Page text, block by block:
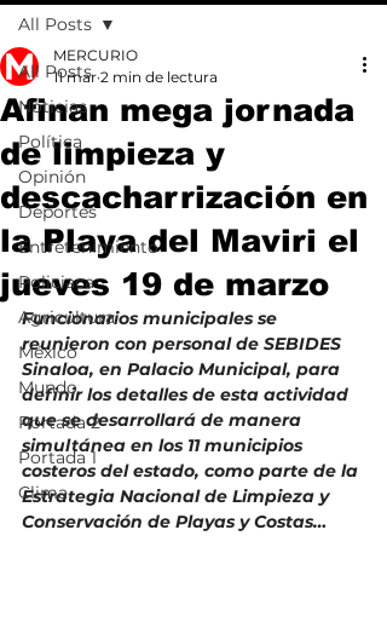
All Posts
Noticias
Política
Opinión
Deportes
Entretenimiento
Policiaca
Agricultura
México
Mundo
Portada 2
Portada 1
Clima
All Posts
Afinan mega jornada
de limpieza y
descacharrización en
la Playa del Maviri el
jueves 19 de marzo
MERCURIO
11 mar 2 min de lectura
Funcionarios municipales se
reunieron con personal de SEBIDES
Sinaloa, en Palacio Municipal, para
definir los detalles de esta actividad
que se desarrollará de manera
simultánea en los 11 municipios
costeros del estado, como parte de la
Estrategia Nacional de Limpieza y
Conservación de Playas y Costas…